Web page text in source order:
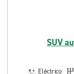
SUV
Eléctrico